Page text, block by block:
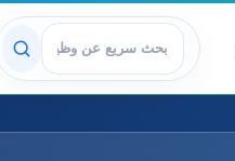
عرض الوظائف